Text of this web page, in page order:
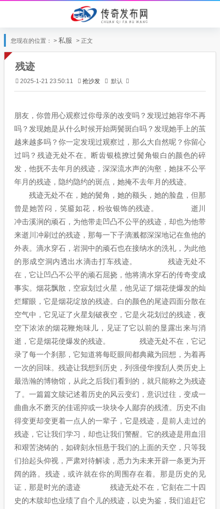
您现在的位置： > 私服 > 正文
残迹
2025-1-21 23:50:11 抢沙发 默认
朋友，你曾用心观察过你母亲的改变吗？发现过她容华不再
吗？发现她是从什么时候开始两鬓斑白吗？发现她手上的茧
越来越多吗？你一定发现过观察过，那么大自然呢？你留心
过吗？残迹无处不在。断齿银梳撩过鬓角银白的颜色的碎
发，他抚不去年月的残迹，深深流水声的沟壑，她抹不公平
年月的残迹，隐约隐约的斑点，她掩不去年月的残迹。
残迹无处不在，她的鬓角，她的额头，她的脸盘，但那
曾是她苦闷，笑靥如花，粉妆银饰的残迹。 逝川
冲击溪涧的顽石，为他带走凹凸不公平的残迹，却也为他带
来逝川冲刷过的残迹，那每一下子滴溅都深深地记在鱼他的
外表。滴水穿石，岩洞中的顽石也在接纳水的洗礼，为此他
的形成空洞内透出水滴击打车残迹。 残迹无处不
在，它让凹凸不公平的顽石屈挠，他将滴水穿石的传奇变成
事实。烟花飘散，空寂划过火星，他见证了烟花使爆发的灿
烂耀眼，它是烟花绽放的残迹。白的颜色的尾迹四面分散在
空气中，它见证了火星划破夜空，它是火花划过的残迹，夜
空下浓浓的烟花鞭炮味儿，见证了它以前的显露出来与消
逝，它是烟花使爆发的残迹。 残迹无处不在，它记
录了每一个刹那，它知道将每眨眼间都典藏为回想，为着再
一次的回味。残迹让我想到历史，列强侵华搜刮人类历史上
最浩瀚的博物馆，从此之后我们看到的，就只能称之为残迹
了。一篇篇文牍记述着历史的风云变幻，意识过往，变成一
曲曲永不磨灭的佳谣抑或一块块令人鄙弃的残渣。历史不由
得变更却变更着一点人的一辈子，它是残迹，是前人走过的
残迹，它让我们学习，却也让我们警醒。它的残迹是用血泪
和艰苦浇铸的，如碑刻永恒悬于我们的上面的天空，只等我
们抬起头仰视，严肃对待解读，悉力为未来开辟一条更为开
阔的路。残迹，或许就在你的周围存在着。那是历史的见
证，那是时光的遗迹 残迹无处不在，它刻在二十四
史的木牍却也业绩了自个儿的残迹，以史为鉴，我们追赶它